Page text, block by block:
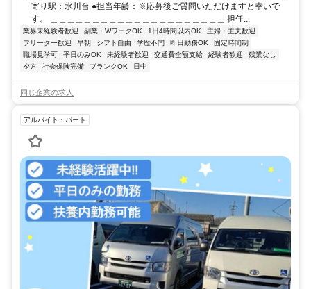
寄り駅：氷川台 ●担当年齢：※応募後ご質問いただけますと幸いで
す。 ＿＿＿＿＿＿＿＿＿＿＿＿＿＿＿＿＿＿＿＿＿ 担任...
業界未経験者歓迎 副業・WワークOK 1日4時間以内OK
主婦・主夫歓迎
フリーター歓迎
早朝 シフト自由 学歴不問 即日勤務OK
固定時間制
職場見学可
平日のみOK 未経験者歓迎 交通費全額支給 経験者歓迎
残業なし
夕方
社会保険完備 ブランクOK 日中
同じ企業の求人
アルバイト・パート